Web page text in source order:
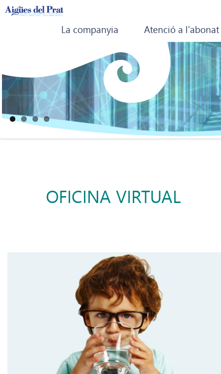
La companyia Atenció a l'abonat
OFICINA VIRTUAL